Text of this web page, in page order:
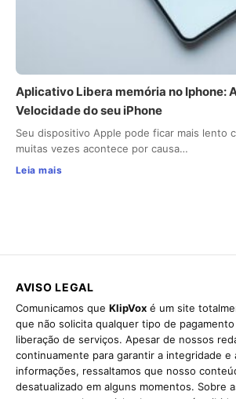
Aplicativo Libera memória no Iphone:
Velocidade do seu iPhone
Seu dispositivo Apple pode ficar mais lento
muitas vezes acontece por causa…
Leia mais
AVISO LEGAL
Comunicamos que KlipVox é um site
que não solicita qualquer tipo de
liberação de serviços. Apesar de nossos
continuamente para garantir a integridade e
informações, ressaltamos que nosso
desatualizado em alguns momentos. Sobre